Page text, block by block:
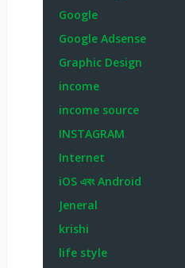
Google
Google Adsense
Graphic Design
income
income source
INSTAGRAM
Internet
iOS এবং Android
Jeneral
krishi
life style